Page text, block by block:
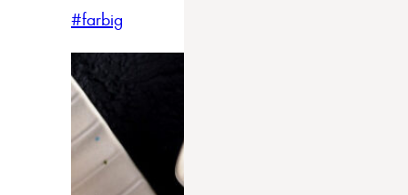
#farbig